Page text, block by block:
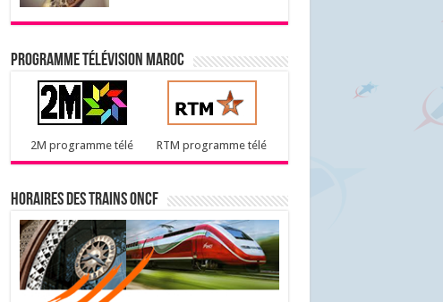
Programme télévision maroc
2M programme télé RTM programme télé
Horaires des trains ONCF